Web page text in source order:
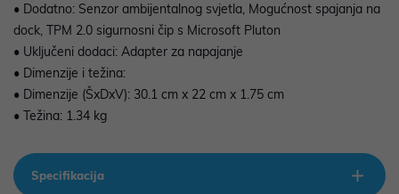
• Dodatno: Senzor ambijentalnog svjetla, Mogućnost spajanja na
dock, TPM 2.0 sigurnosni čip s Microsoft Pluton
• Uključeni dodaci: Adapter za napajanje
• Dimenzije i težina:
• Dimenzije (ŠxDxV): 30.1 cm x 22 cm x 1.75 cm
• Težina: 1.34 kg
Specifikacija